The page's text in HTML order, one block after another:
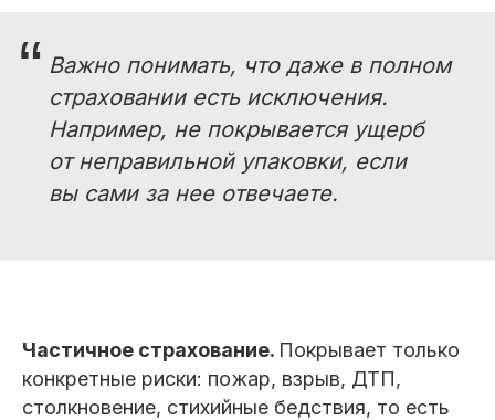
“ Важно понимать, что даже в полном
страховании есть исключения.
Например, не покрывается ущерб
от неправильной упаковки, если
вы сами за нее отвечаете.
Частичное страхование. Покрывает только
конкретные риски: пожар, взрыв, ДТП,
столкновение, стихийные бедствия, то есть